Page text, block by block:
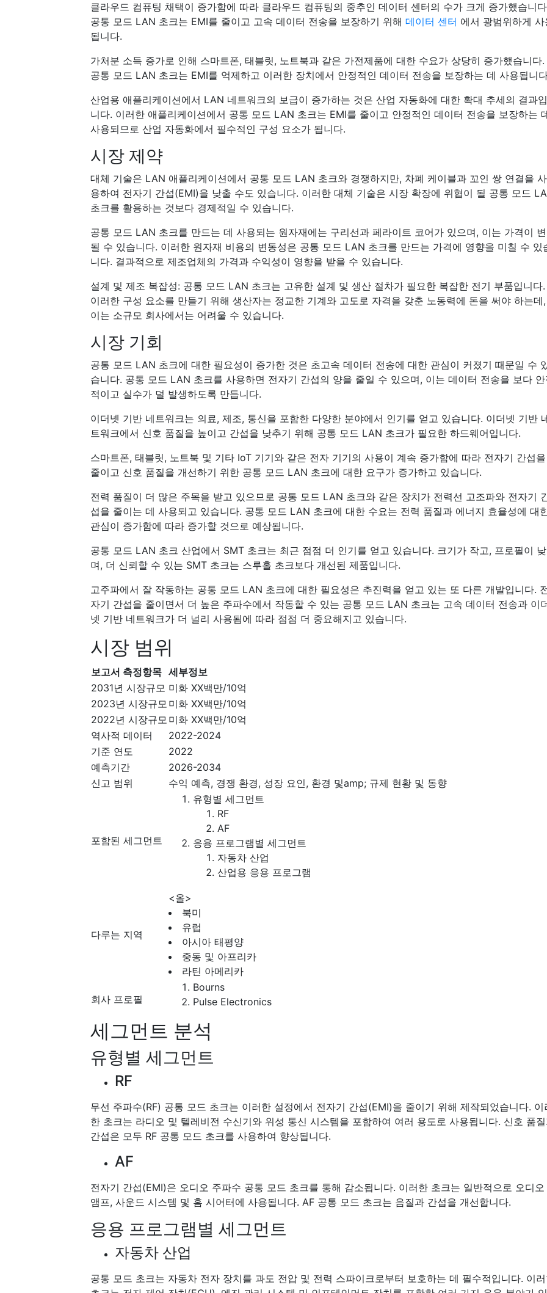
클라우드 컴퓨팅 채택이 증가함에 따라 클라우드 컴퓨팅의 중추인 데이터 센터의 수가 크게 증가했습니
공통 모드 LAN 초크는 EMI를 줄이고 고속 데이터 전송을 보장하기 위해 데이터 센터 에서 광범위하게 사
됩니다.
가처분 소득 증가로 인해 스마트폰, 태블릿, 노트북과 같은 가전제품에 대한 수요가 상당히 증가했습니다.
공통 모드 LAN 초크는 EMI를 억제하고 이러한 장치에서 안정적인 데이터 전송을 보장하는 데 사용됩니
산업용 애플리케이션에서 LAN 네트워크의 보급이 증가하는 것은 산업 자동화에 대한 확대 추세의 결과입
니다. 이러한 애플리케이션에서 공통 모드 LAN 초크는 EMI를 줄이고 안정적인 데이터 전송을 보장하는
사용되므로 산업 자동화에서 필수적인 구성 요소가 됩니다.
시장 제약
대체 기술은 LAN 애플리케이션에서 공통 모드 LAN 초크와 경쟁하지만, 차폐 케이블과 꼬인 쌍 연결을 사
용하여 전자기 간섭(EMI)을 낮출 수도 있습니다. 이러한 대체 기술은 시장 확장에 위협이 될 공통 모드
초크를 활용하는 것보다 경제적일 수 있습니다.
공통 모드 LAN 초크를 만드는 데 사용되는 원자재에는 구리선과 페라이트 코어가 있으며, 이는 가격이
될 수 있습니다. 이러한 원자재 비용의 변동성은 공통 모드 LAN 초크를 만드는 가격에 영향을 미칠 수 있
니다. 결과적으로 제조업체의 가격과 수익성이 영향을 받을 수 있습니다.
설계 및 제조 복잡성: 공통 모드 LAN 초크는 고유한 설계 및 생산 절차가 필요한 복잡한 전기 부품입니다.
이러한 구성 요소를 만들기 위해 생산자는 정교한 기계와 고도로 자격을 갖춘 노동력에 돈을 써야 하는데,
이는 소규모 회사에서는 어려울 수 있습니다.
시장 기회
공통 모드 LAN 초크에 대한 필요성이 증가한 것은 초고속 데이터 전송에 대한 관심이 커졌기 때문일 수
습니다. 공통 모드 LAN 초크를 사용하면 전자기 간섭의 양을 줄일 수 있으며, 이는 데이터 전송을 보다 안
적이고 실수가 덜 발생하도록 만듭니다.
이더넷 기반 네트워크는 의료, 제조, 통신을 포함한 다양한 분야에서 인기를 얻고 있습니다. 이더넷 기반
트워크에서 신호 품질을 높이고 간섭을 낮추기 위해 공통 모드 LAN 초크가 필요한 하드웨어입니다.
스마트폰, 태블릿, 노트북 및 기타 IoT 기기와 같은 전자 기기의 사용이 계속 증가함에 따라 전자기 간섭을
줄이고 신호 품질을 개선하기 위한 공통 모드 LAN 초크에 대한 요구가 증가하고 있습니다.
전력 품질이 더 많은 주목을 받고 있으므로 공통 모드 LAN 초크와 같은 장치가 전력선 고조파와 전자기
섭을 줄이는 데 사용되고 있습니다. 공통 모드 LAN 초크에 대한 수요는 전력 품질과 에너지 효율성에 대
관심이 증가함에 따라 증가할 것으로 예상됩니다.
공통 모드 LAN 초크 산업에서 SMT 초크는 최근 점점 더 인기를 얻고 있습니다. 크기가 작고, 프로필이
며, 더 신뢰할 수 있는 SMT 초크는 스루홀 초크보다 개선된 제품입니다.
고주파에서 잘 작동하는 공통 모드 LAN 초크에 대한 필요성은 추진력을 얻고 있는 또 다른 개발입니다.
자기 간섭을 줄이면서 더 높은 주파수에서 작동할 수 있는 공통 모드 LAN 초크는 고속 데이터 전송과 이
넷 기반 네트워크가 더 널리 사용됨에 따라 점점 더 중요해지고 있습니다.
시장 범위
보고서 측정항목 세부정보
2031년 시장규모 미화 XX백만/10억
2023년 시장규모 미화 XX백만/10억
2022년 시장규모 미화 XX백만/10억
역사적 데이터
2022-2024
기준 연도
2022
예측기간
2026-2034
신고 범위
수익 예측, 경쟁 환경, 성장 요인, 환경 및amp; 규제 현황 및 동향
포함된 세그먼트
유형별 세그먼트
RF
AF
응용 프로그램별 세그먼트
자동차 산업
산업용 응용 프로그램
다루는 지역
<올>
북미
유럽
아시아 태평양
중동 및 아프리카
라틴 아메리카
회사 프로필
Bourns
Pulse Electronics
세그먼트 분석
유형별 세그먼트
RF
무선 주파수(RF) 공통 모드 초크는 이러한 설정에서 전자기 간섭(EMI)을 줄이기 위해 제작되었습니다. 이
한 초크는 라디오 및 텔레비전 수신기와 위성 통신 시스템을 포함하여 여러 용도로 사용됩니다. 신호 품
간섭은 모두 RF 공통 모드 초크를 사용하여 향상됩니다.
AF
전자기 간섭(EMI)은 오디오 주파수 공통 모드 초크를 통해 감소됩니다. 이러한 초크는 일반적으로 오디오
앰프, 사운드 시스템 및 홈 시어터에 사용됩니다. AF 공통 모드 초크는 음질과 간섭을 개선합니다.
응용 프로그램별 세그먼트
자동차 산업
공통 모드 초크는 자동차 전자 장치를 과도 전압 및 전력 스파이크로부터 보호하는 데 필수적입니다. 이